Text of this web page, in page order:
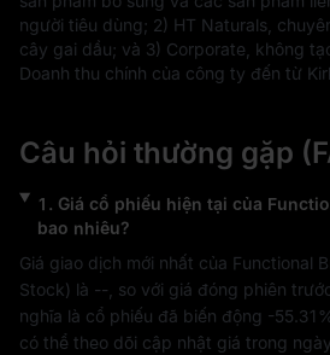
người tiêu dùng; 2) HT Naturals,
cây gai dầu; và 3) Corporate, không
Doanh thu chính của công ty đến từ
Câu hỏi thường gặp
1 . Giá cổ phiếu hiện tại của
bao nhiêu?
Giá giao dịch mới nhất của Functional
Stock) là -- , so với giá đóng phiên
nghĩa là cổ phiếu đã biến động -
có thể theo dõi cập nhật giá trong